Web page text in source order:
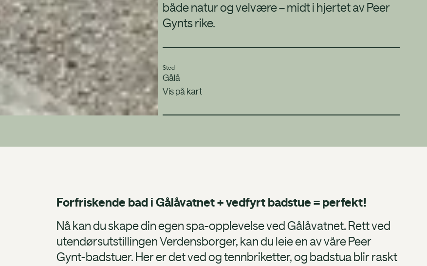
både natur og velvære – midt i hjertet av Peer
Gynts rike.
Sted
Gålå
Vis på kart
Forfriskende bad i Gålåvatnet + vedfyrt badstue = perfekt!
Nå kan du skape din egen spa-opplevelse ved Gålåvatnet. Rett ved
utendørsutstillingen Verdensborger, kan du leie en av våre Peer
Gynt-badstuer. Her er det ved og tennbriketter, og badstua blir raskt